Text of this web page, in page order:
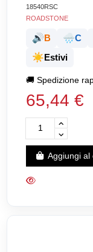
18540RSC
ROADSTONE
🔊B 🌧️C
☀️Estivi
🚚Spedizione
65,44 €
Aggiungi al